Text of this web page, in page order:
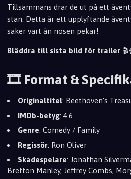
Tillsammans drar de ut på ett
stan. Detta är ett upplyftande
saker vart än nosen pekar!
Bläddra till sista bild för trailer
🎞️ Format &
Originaltitel: Beethoven's
IMDb-betyg: 4.6
Genre: Comedy / Family
Regissör: Ron Oliver
Skådespelare: Jonathan
Bretton Manley, Jeffrey Combs,